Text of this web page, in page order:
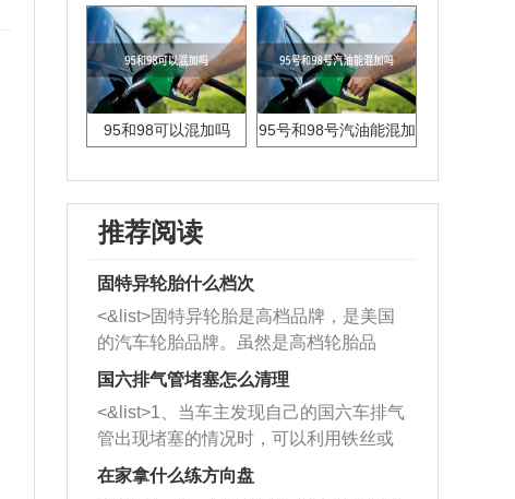
95和98可以混加吗
95号和98号汽油能混加
推荐阅读
固特异轮胎什么档次
<&list>固特异轮胎是高档品牌，是美国
的汽车轮胎品牌。虽然是高档轮胎品
牌，但是中高低端的轮胎都有生产，这
也是为了更好的开拓市场。
国六排气管堵塞怎么清理
<&list>1、当车主发现自己的国六车排气
管出现堵塞的情况时，可以利用铁丝或
者是细棍，直接将杂物给取出来，如果
堵塞情况比较严重，也可以采取应急措
在家拿什么练方向盘